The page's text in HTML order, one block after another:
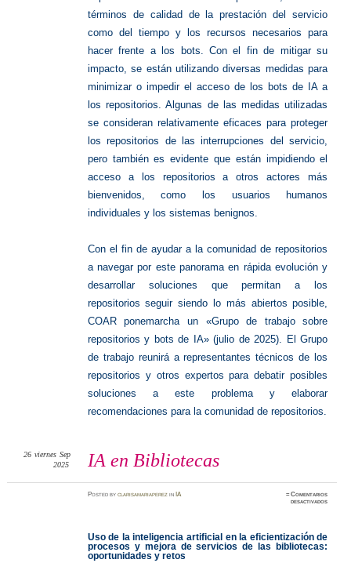
términos de calidad de la prestación del servicio
como del tiempo y los recursos necesarios para
hacer frente a los bots. Con el fin de mitigar su
impacto, se están utilizando diversas medidas para
minimizar o impedir el acceso de los bots de IA a
los repositorios. Algunas de las medidas utilizadas
se consideran relativamente eficaces para proteger
los repositorios de las interrupciones del servicio,
pero también es evidente que están impidiendo el
acceso a los repositorios a otros actores más
bienvenidos, como los usuarios humanos
individuales y los sistemas benignos.
Con el fin de ayudar a la comunidad de repositorios
a navegar por este panorama en rápida evolución y
desarrollar soluciones que permitan a los
repositorios seguir siendo lo más abiertos posible,
COAR ponemarcha un «Grupo de trabajo sobre
repositorios y bots de IA» (julio de 2025). El Grupo
de trabajo reunirá a representantes técnicos de los
repositorios y otros expertos para debatir posibles
soluciones a este problema y elaborar
recomendaciones para la comunidad de repositorios.
IA en Bibliotecas
26 viernes Sep
2025
Postedbyclarisamariaperez in IA ≈Comentarios
desactivadosen
Uso de la inteligencia artificial en la eficientización de
procesos y mejora de servicios de las bibliotecas:
oportunidades y retos